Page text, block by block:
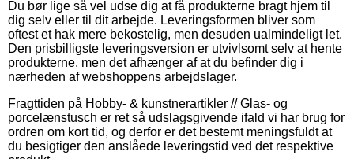
Du bør lige så vel udse dig at få produkterne bragt hjem til
dig selv eller til dit arbejde. Leveringsformen bliver som
oftest et hak mere bekostelig, men desuden ualmindeligt let.
Den prisbilligste leveringsversion er utvivlsomt selv at hente
produkterne, men det afhænger af at du befinder dig i
nærheden af webshoppens arbejdslager.
Fragttiden på Hobby- & kunstnerartikler // Glas- og
porcelænstusch er ret så udslagsgivende ifald vi har brug for
ordren om kort tid, og derfor er det bestemt meningsfuldt at
du besigtiger den anslåede leveringstid ved det respektive